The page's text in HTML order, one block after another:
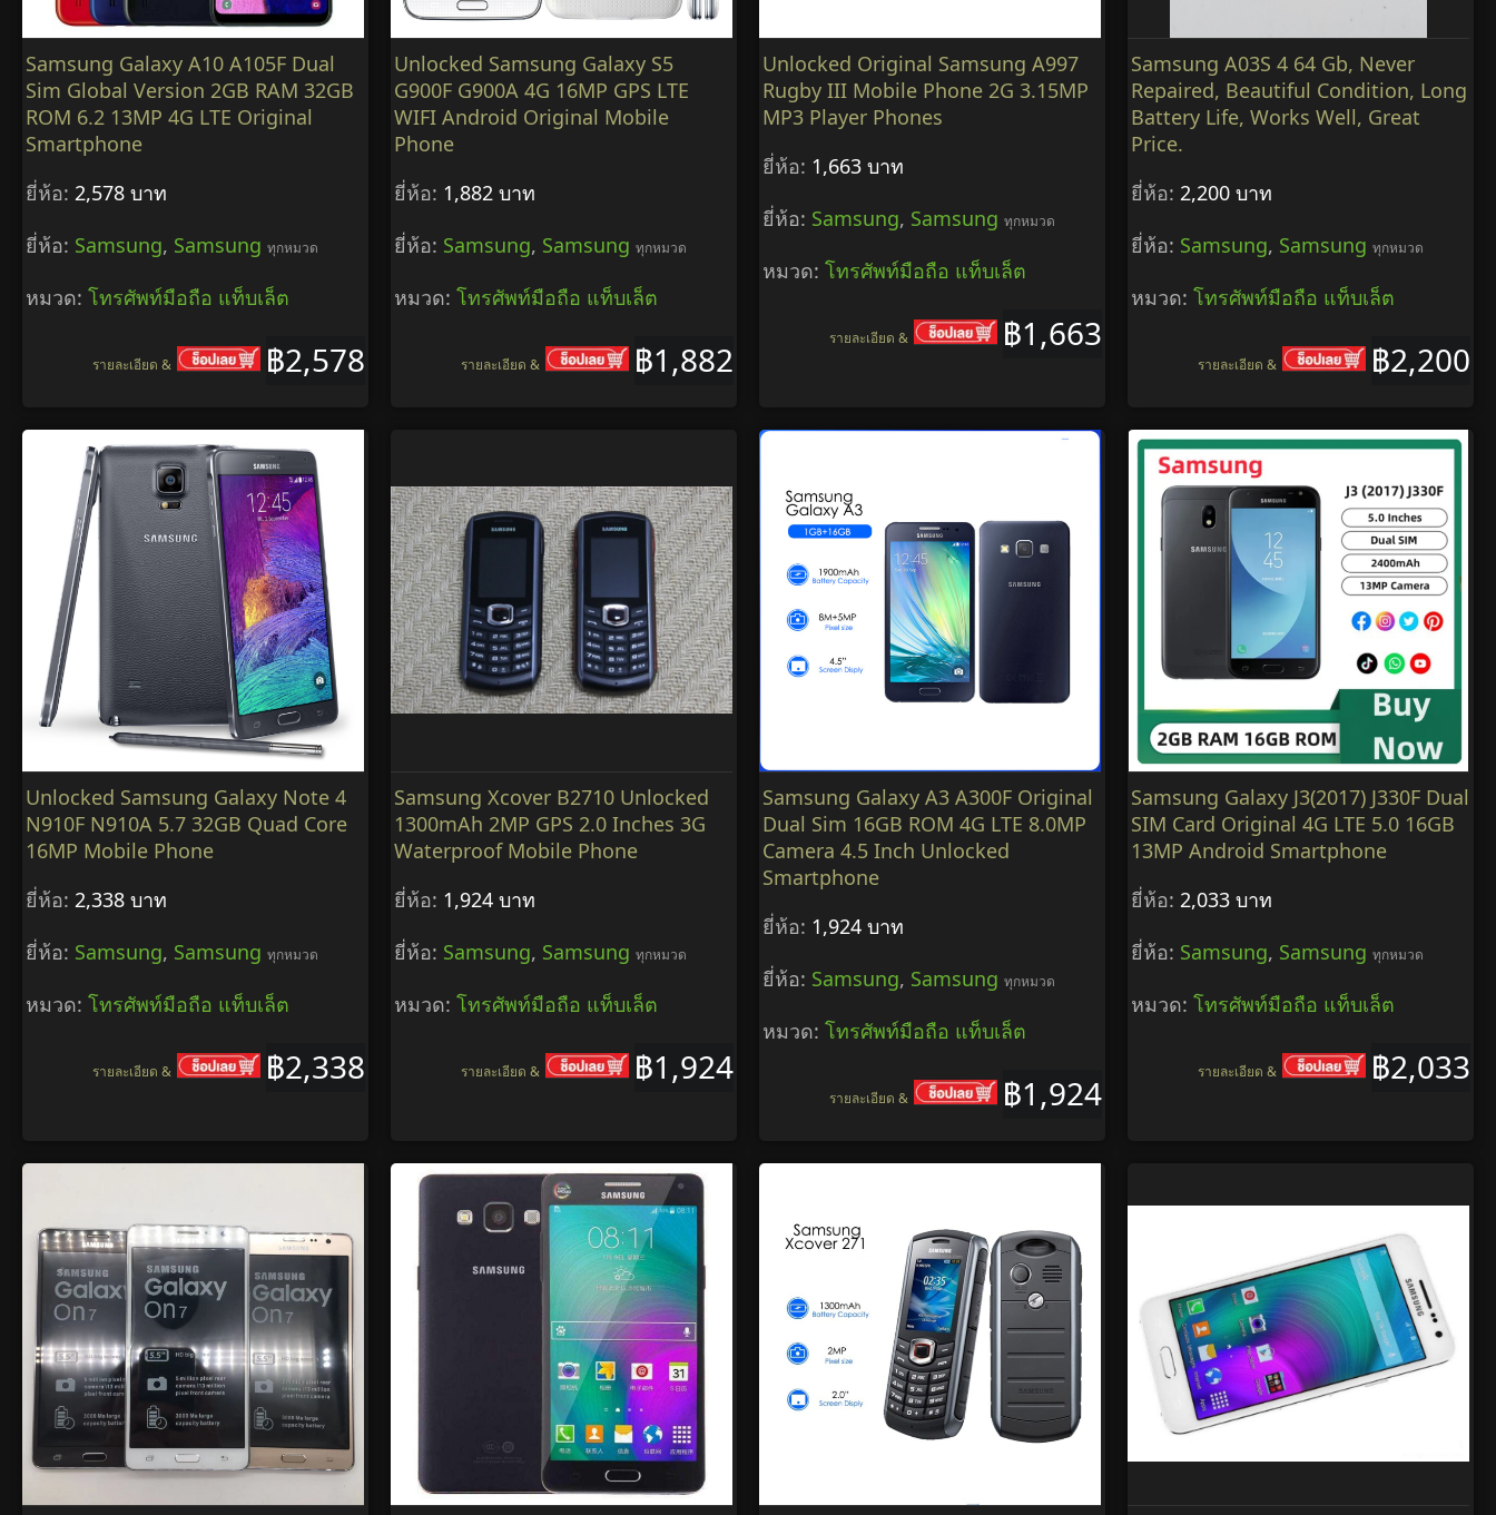
Samsung Galaxy A10 A105F Dual
Sim Global Version 2GB RAM 32GB
ROM 6.2 13MP 4G LTE Original
Smartphone
ยี่ห้อ: 2,578 บาท
ยี่ห้อ: Samsung, Samsung ทุกหมวด
หมวด: โทรศัพท์มือถือ แท็บเล็ต
฿2,578
รายละเอียด &
Unlocked Samsung Galaxy S5
G900F G900A 4G 16MP GPS LTE
WIFI Android Original Mobile
Phone
ยี่ห้อ: 1,882 บาท
ยี่ห้อ: Samsung, Samsung ทุกหมวด
หมวด: โทรศัพท์มือถือ แท็บเล็ต
฿1,882
รายละเอียด &
Unlocked Original Samsung A997
Rugby III Mobile Phone 2G 3.15MP
MP3 Player Phones
ยี่ห้อ: 1,663 บาท
ยี่ห้อ: Samsung, Samsung ทุกหมวด
หมวด: โทรศัพท์มือถือ แท็บเล็ต
฿1,663
รายละเอียด &
Samsung A03S 4 64 Gb, Never
Repaired, Beautiful Condition, Long
Battery Life, Works Well, Great
Price.
ยี่ห้อ: 2,200 บาท
ยี่ห้อ: Samsung, Samsung ทุกหมวด
หมวด: โทรศัพท์มือถือ แท็บเล็ต
฿2,200
รายละเอียด &
Unlocked Samsung Galaxy Note 4
N910F N910A 5.7 32GB Quad Core
16MP Mobile Phone
ยี่ห้อ: 2,338 บาท
ยี่ห้อ: Samsung, Samsung ทุกหมวด
หมวด: โทรศัพท์มือถือ แท็บเล็ต
฿2,338
รายละเอียด &
Samsung Xcover B2710 Unlocked
1300mAh 2MP GPS 2.0 Inches 3G
Waterproof Mobile Phone
ยี่ห้อ: 1,924 บาท
ยี่ห้อ: Samsung, Samsung ทุกหมวด
หมวด: โทรศัพท์มือถือ แท็บเล็ต
฿1,924
รายละเอียด &
Samsung Galaxy A3 A300F Original
Dual Sim 16GB ROM 4G LTE 8.0MP
Camera 4.5 Inch Unlocked
Smartphone
ยี่ห้อ: 1,924 บาท
ยี่ห้อ: Samsung, Samsung ทุกหมวด
หมวด: โทรศัพท์มือถือ แท็บเล็ต
฿1,924
รายละเอียด &
Samsung Galaxy J3(2017) J330F Dual
SIM Card Original 4G LTE 5.0 16GB
13MP Android Smartphone
ยี่ห้อ: 2,033 บาท
ยี่ห้อ: Samsung, Samsung ทุกหมวด
หมวด: โทรศัพท์มือถือ แท็บเล็ต
฿2,033
รายละเอียด &